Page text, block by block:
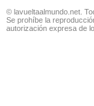
© lavueltaalmundo.net.
Se prohíbe la
autorización expresa de